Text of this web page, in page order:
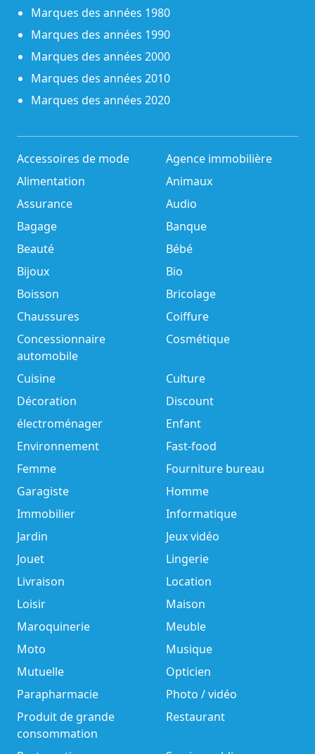
Marques des années 1980
Marques des années 1990
Marques des années 2000
Marques des années 2010
Marques des années 2020
Accessoires de mode
Agence immobilière
Alimentation
Animaux
Assurance
Audio
Bagage
Banque
Beauté
Bébé
Bijoux
Bio
Boisson
Bricolage
Chaussures
Coiffure
Concessionnaire
automobile
Cosmétique
Cuisine
Culture
Décoration
Discount
électroménager
Enfant
Environnement
Fast-food
Femme
Fourniture bureau
Garagiste
Homme
Immobilier
Informatique
Jardin
Jeux vidéo
Jouet
Lingerie
Livraison
Location
Loisir
Maison
Maroquinerie
Meuble
Moto
Musique
Mutuelle
Opticien
Parapharmacie
Photo / vidéo
Produit de grande
consommation
Restaurant